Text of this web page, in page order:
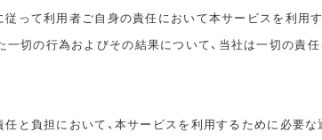
従って利用者ご自身の責任において本サービスを利用
切の行為およびその結果について、当社は一切の責任
任と負担において、本サービスを利用するために必要な